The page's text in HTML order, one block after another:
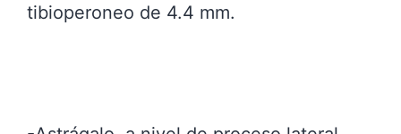
tibioperoneo de 4.4 mm.